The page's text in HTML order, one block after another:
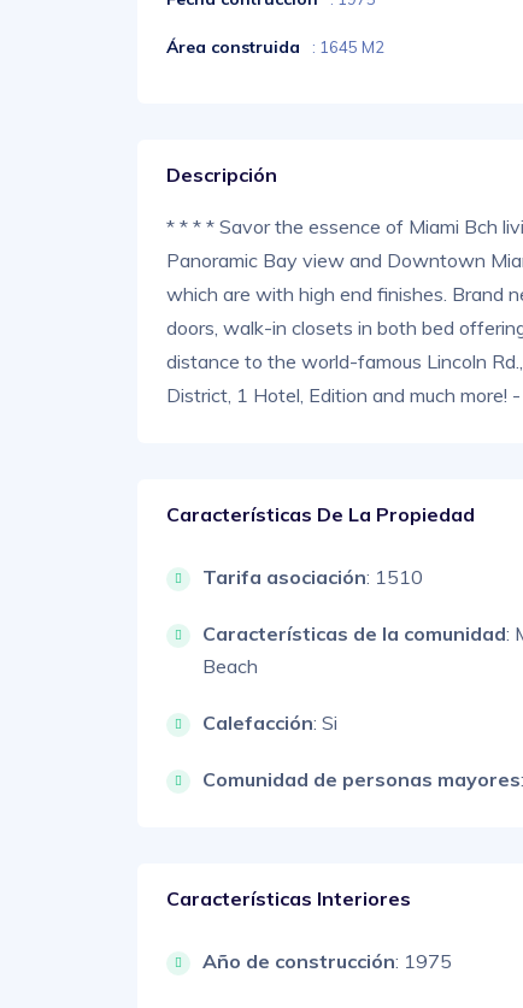
Área construida : 1645 M2
Descripción
* * * * Savor the essence of Miami Bch
Panoramic Bay view and Downtown
which are with high end finishes. Brand
doors, walk-in closets in both bed
distance to the world-famous Lincoln
District, 1 Hotel, Edition and much more!
Características De La Propiedad
Tarifa asociación: 1510
Características de la comunidad:
Beach
Calefacción: Si
Comunidad de personas mayores
Características Interiores
Año de construcción: 1975